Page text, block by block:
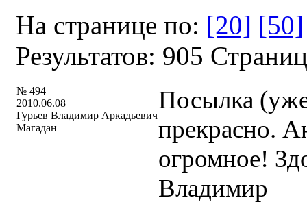
На странице по: [20] [50]
Результатов: 905
№ 494
2010.06.08
Гурьев Владимир Аркадьевич
Магадан
Посылка
прекрасно.
огромное!
Владимир